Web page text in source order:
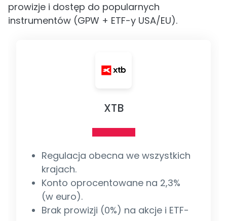
prowizje i dostęp do popularnych
instrumentów (GPW + ETF-y USA/EU).
XTB
Regulacja obecna we wszystkich
krajach.
Konto oprocentowane na 2,3%
(w euro).
Brak prowizji (0%) na akcje i ETF-